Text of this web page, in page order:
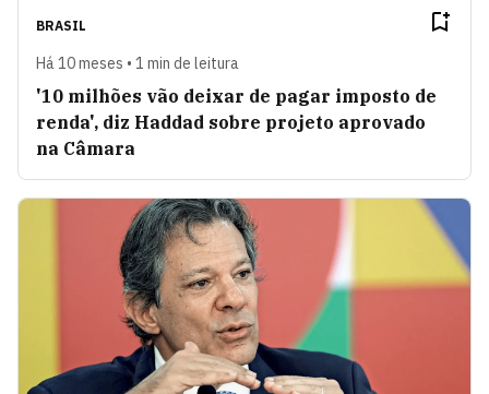
BRASIL
Há 10 meses • 1 min de leitura
'10 milhões vão deixar de pagar imposto de
renda', diz Haddad sobre projeto aprovado
na Câmara